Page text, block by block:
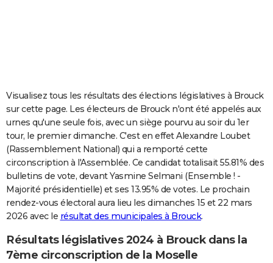
Carte de Noël
Carte Bonne année
Carte Saint-Valentin
Carte Pâques
Carte d'anniversaire
DICTIONNAIRE
Dictionnaire
Biographies
Citations
Expressions
Proverbes
PROGRAMME TV
COPAINS D'AVANT
S'inscrire
Se connecter
Lycées
Collèges
Primaires
Universités
Entreprises
Service militaire
Avis de recherche
AVIS DE DÉCÈS
FORUM
Bricolage
Lifestyle
Culture
Sport
Auto
Television
Voyage
Cinema
Visualisez tous les résultats des élections législatives à Brouck
sur cette page. Les électeurs de Brouck n'ont été appelés aux
urnes qu'une seule fois, avec un siège pourvu au soir du 1er
tour, le premier dimanche. C'est en effet Alexandre Loubet
(Rassemblement National) qui a remporté cette
circonscription à l'Assemblée. Ce candidat totalisait 55.81% des
bulletins de vote, devant Yasmine Selmani (Ensemble ! -
Majorité présidentielle) et ses 13.95% de votes. Le prochain
rendez-vous électoral aura lieu les dimanches 15 et 22 mars
2026 avec le résultat des municipales à Brouck.
Résultats législatives 2024 à Brouck dans la
7ème circonscription de la Moselle